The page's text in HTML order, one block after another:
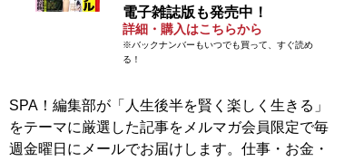
電子雑誌版も発売中！
詳細・購入はこちらから
※バックナンバーもいつでも買って、すぐ読め
る！
SPA！編集部が「人生後半を賢く楽しく生きる」
をテーマに厳選した記事をメルマガ会員限定で毎
週金曜日にメールでお届けします。仕事・お金・